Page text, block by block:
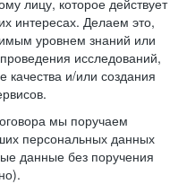
лицу, которое действует
интересах. Делаем это,
уровнем знаний или
исследований,
и/или создания
мы поручаем
персональных данных
данные без поручения